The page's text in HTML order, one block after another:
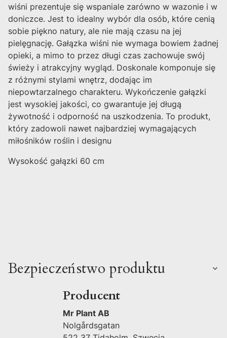
wiśni prezentuje się wspaniale zarówno w wazonie i w
doniczce. Jest to idealny wybór dla osób, które cenią
sobie piękno natury, ale nie mają czasu na jej
pielęgnację. Gałązka wiśni nie wymaga bowiem żadnej
opieki, a mimo to przez długi czas zachowuje swój
świeży i atrakcyjny wygląd. Doskonale komponuje się
z różnymi stylami wnętrz, dodając im
niepowtarzalnego charakteru. Wykończenie gałązki
jest wysokiej jakości, co gwarantuje jej długą
żywotność i odporność na uszkodzenia. To produkt,
który zadowoli nawet najbardziej wymagających
miłośników roślin i designu
Wysokość gałązki 60 cm
Bezpieczeństwo produktu
Producent
Mr Plant AB
Nolgårdsgatan